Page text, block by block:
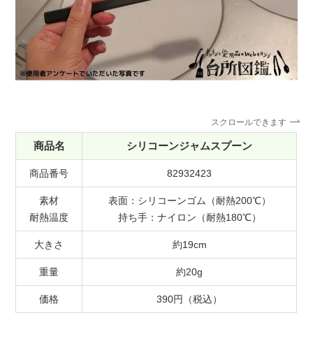
スクロールできます
商品名 シリコーンジャムスプーン
商品番号 82932423
素材
耐熱温度
表面：シリコーンゴム（耐熱200℃）
持ち手：ナイロン（耐熱180℃）
大きさ 約19cm
重量 約20g
価格 390円（税込）